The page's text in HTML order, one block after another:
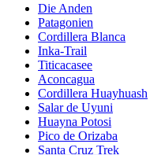
Die Anden
Patagonien
Cordillera Blanca
Inka-Trail
Titicacasee
Aconcagua
Cordillera Huayhuash
Salar de Uyuni
Huayna Potosi
Pico de Orizaba
Santa Cruz Trek